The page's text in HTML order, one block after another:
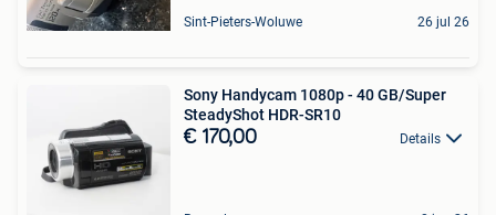
Sint-Pieters-Woluwe 26 jul 26
Sony Handycam 1080p - 40 GB/Super
SteadyShot HDR-SR10
€ 170,00 Details